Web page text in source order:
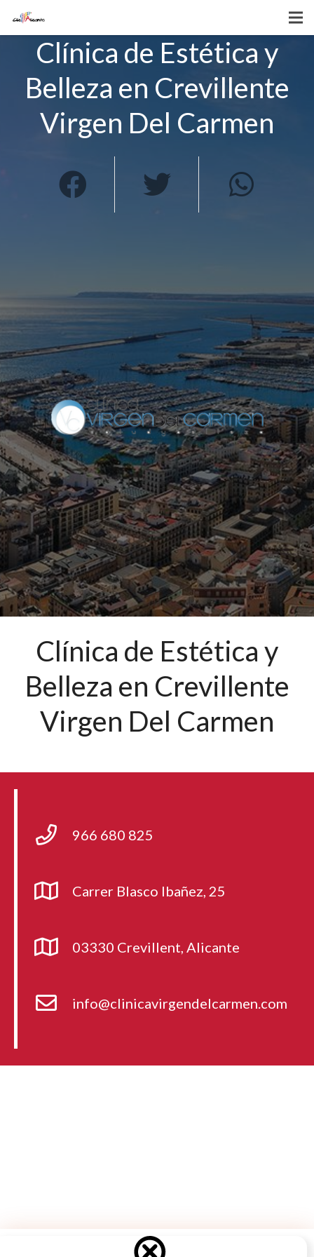
Clínica de Estética y
Belleza en Crevillente
Virgen Del Carmen
Clínica de Estética y
Belleza en Crevillente
Virgen Del Carmen
966 680 825
Carrer Blasco Ibañez, 25
03330 Crevillent, Alicante
info@clinicavirgendelcarmen.com